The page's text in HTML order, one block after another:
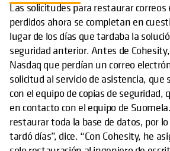
Las solicitudes para restaurar correos
perdidos ahora se completan en
lugar de los días que tardaba la
seguridad anterior. Antes de
Nasdaq que perdían un correo
solicitud al servicio de asistencia, que
con el equipo de copias de seguridad,
en contacto con el equipo de
restaurar toda la base de datos, por
tardó días”, dice. “Con Cohesity, he